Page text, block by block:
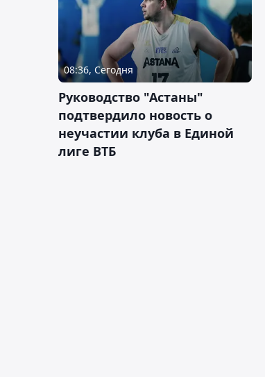
08:36, Сегодня
Руководство "Астаны"
подтвердило новость о
неучастии клуба в Единой
лиге ВТБ